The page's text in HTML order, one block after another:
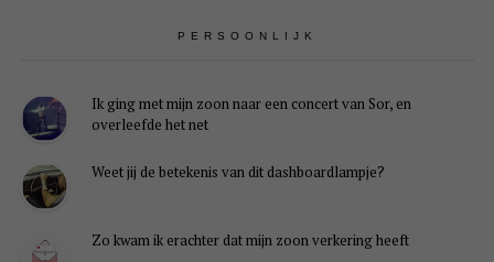
PERSOONLIJK
Ik ging met mijn zoon naar een concert van Sor, en
overleefde het net
Weet jij de betekenis van dit dashboardlampje?
Zo kwam ik erachter dat mijn zoon verkering heeft
Je
kunnen